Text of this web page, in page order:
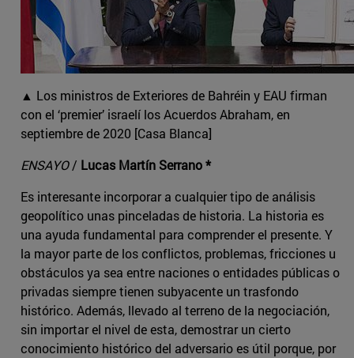
▲ Los ministros de Exteriores de Bahréin y EAU firman
con el ‘premier’ israelí los Acuerdos Abraham, en
septiembre de 2020 [Casa Blanca]
ENSAYO/ Lucas Martín Serrano *
Es interesante incorporar a cualquier tipo de análisis
geopolítico unas pinceladas de historia. La historia es
una ayuda fundamental para comprender el presente. Y
la mayor parte de los conflictos, problemas, fricciones u
obstáculos ya sea entre naciones o entidades públicas o
privadas siempre tienen subyacente un trasfondo
histórico. Además, llevado al terreno de la negociación,
sin importar el nivel de esta, demostrar un cierto
conocimiento histórico del adversario es útil porque, por